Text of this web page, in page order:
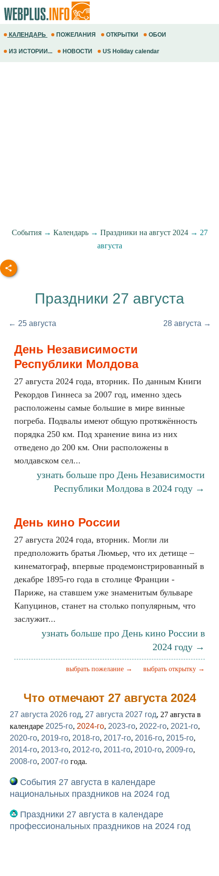
КАЛЕНДАРЬ ПОЖЕЛАНИЯ ОТКРЫТКИ ОБОИ
ИЗ ИСТОРИИ... НОВОСТИ US Holiday calendar
События→ Календарь→ Праздники на август 2024→ 27
августа
Праздники 27 августа
← 25 августа 28 августа →
День Независимости
Республики Молдова
27 августа 2024 года, вторник. По данным Книги
Рекордов Гиннеса за 2007 год, именно здесь
расположены самые большие в мире винные
погреба. Подвалы имеют общую протяжённость
порядка 250 км. Под хранение вина из них
отведено до 200 км. Они расположены в
молдавском сел...
узнать больше про День Независимости
Республики Молдова в 2024 году →
День кино России
27 августа 2024 года, вторник. Могли ли
предположить братья Люмьер, что их детище –
кинематограф, впервые продемонстрированный в
декабре 1895-го года в столице Франции -
Париже, на ставшем уже знаменитым бульваре
Капуцинов, станет на столько популярным, что
заслужит...
узнать больше про День кино России в
2024 году →
выбрать открытку →
выбрать пожелание →
Что отмечают 27 августа 2024
27 августа 2026 год, 27 августа 2027 год, 27 августа в
календаре 2025-го, 2024-го, 2023-го, 2022-го, 2021-го,
2020-го, 2019-го, 2018-го, 2017-го, 2016-го, 2015-го,
2014-го, 2013-го, 2012-го, 2011-го, 2010-го, 2009-го,
2008-го, 2007-го года.
События 27 августа в календаре
национальных праздников на 2024 год
Праздники 27 августа в календаре
профессиональных праздников на 2024 год